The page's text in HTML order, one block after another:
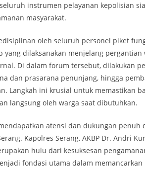
instrumen pelayanan kepolisian
masyarakat.
oleh seluruh personel piket
dilaksanakan menjelang
Di dalam forum tersebut, dilakukan
dan prasarana penunjang, hingga
Langkah ini krusial untuk memastikan
langsung oleh warga saat dibutuhkan.
atensi dan dukungan
Kapolres Serang, AKBP Dr. Andri
hulu dari kesuksesan
fondasi utama dalam memancarkan